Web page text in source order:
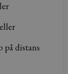
på distans